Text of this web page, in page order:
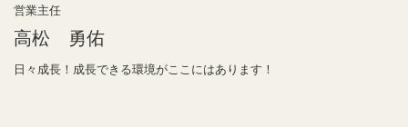
営業主任
高松 勇佑
日々成長！成長できる環境がここにはあります！